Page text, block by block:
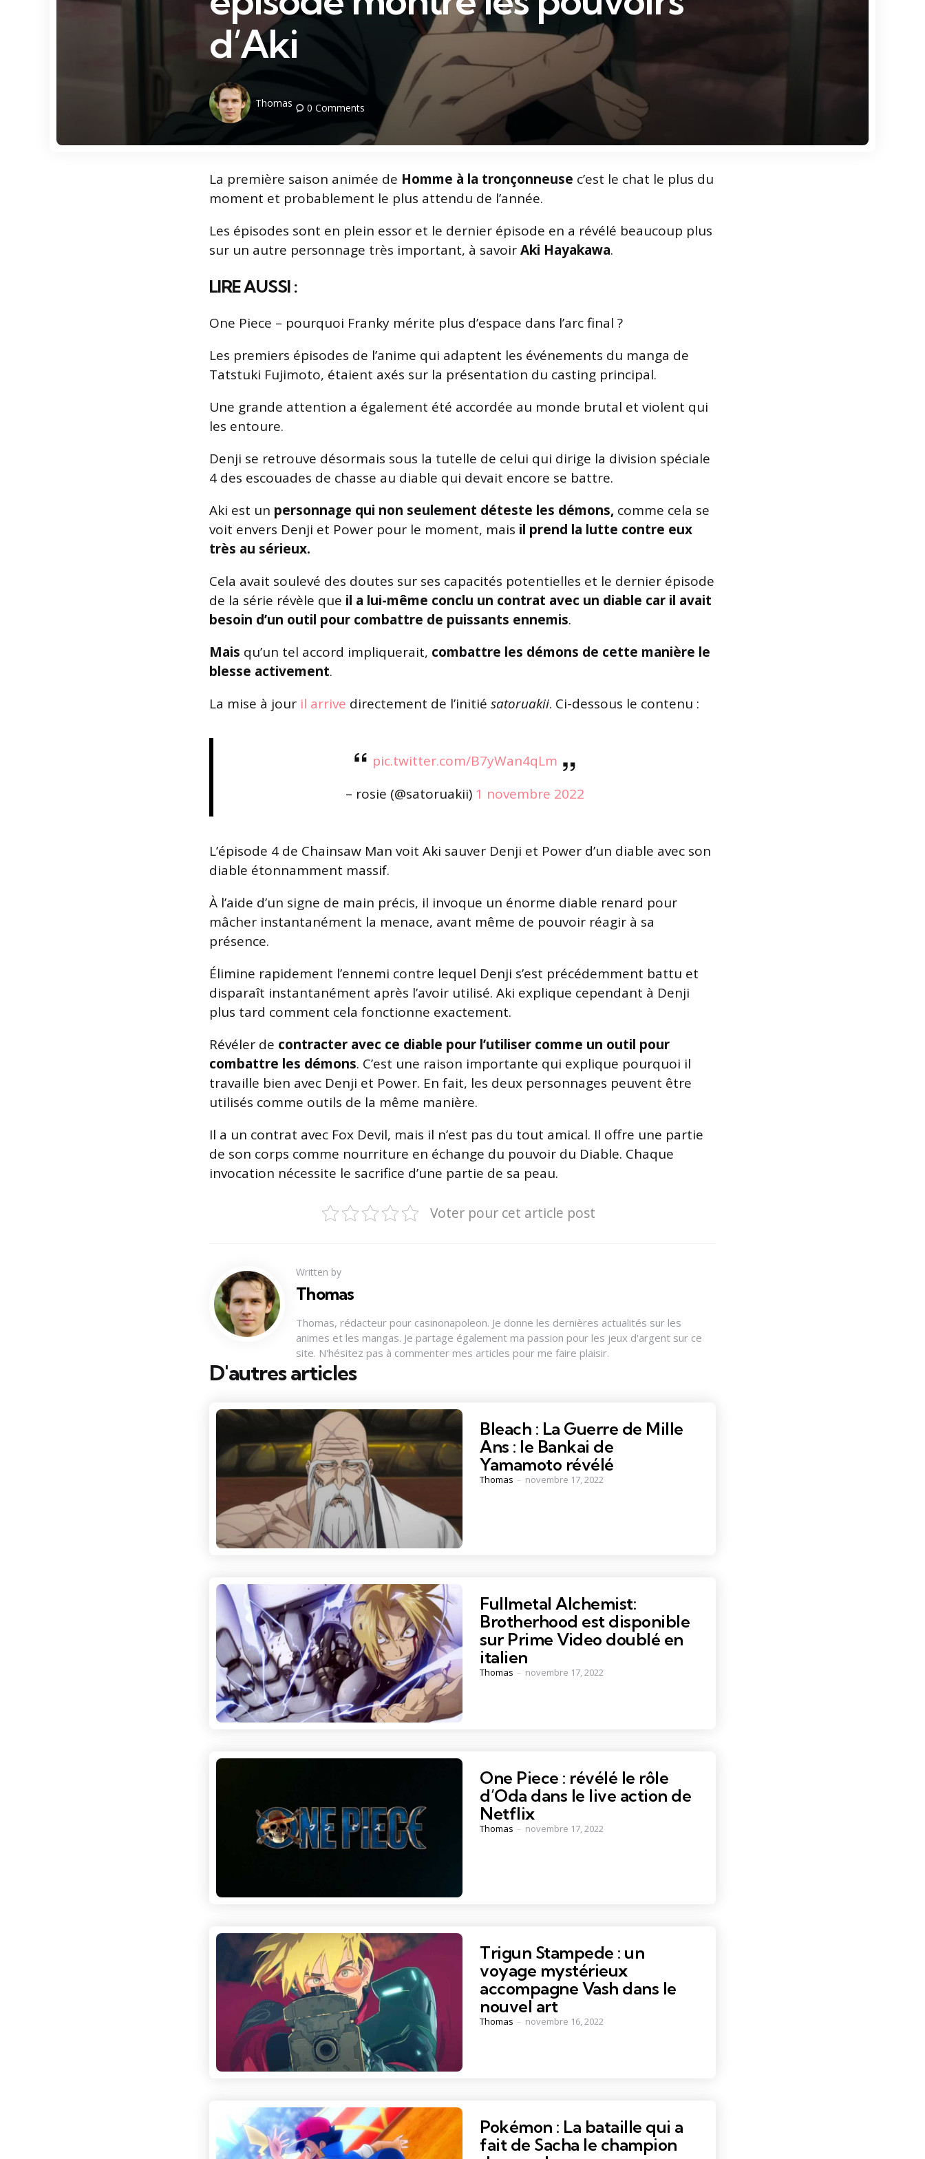
d’Aki
Posted
Thomas 0 Comments
La première saison animée de Homme à la tronçonneuse c’est le chat le plus du
moment et probablement le plus attendu de l’année.
Les épisodes sont en plein essor et le dernier épisode en a révélé beaucoup plus
sur un autre personnage très important, à savoirAki Hayakawa.
LIRE AUSSI :
One Piece – pourquoi Franky mérite plus d’espace dans l’arc final ?
Les premiers épisodes de l’anime qui adaptent les événements du manga de
Tatstuki Fujimoto, étaient axés sur la présentation du casting principal.
Une grande attention a également été accordée au monde brutal et violent qui
les entoure.
Denji se retrouve désormais sous la tutelle de celui qui dirige la division spéciale
4 des escouades de chasse au diable qui devait encore se battre.
Aki est un personnage qui non seulement déteste les démons, comme cela se
voit envers Denji et Power pour le moment, mais il prend la lutte contre eux
très au sérieux.
Cela avait soulevé des doutes sur ses capacités potentielles et le dernier épisode
de la série révèle que il a lui-même conclu un contrat avec un diable car il avait
besoin d’un outil pour combattre de puissants ennemis.
Mais qu’un tel accord impliquerait, combattre les démons de cette manière le
blesse activement.
La mise à jour il arrive directement de l’initié satoruakii. Ci-dessous le contenu :
pic.twitter.com/B7yWan4qLm
– rosie (@satoruakii) 1 novembre 2022
L’épisode 4 de Chainsaw Man voit Aki sauver Denji et Power d’un diable avec son
diable étonnamment massif.
À l’aide d’un signe de main précis, il invoque un énorme diable renard pour
mâcher instantanément la menace, avant même de pouvoir réagir à sa
présence.
Élimine rapidement l’ennemi contre lequel Denji s’est précédemment battu et
disparaît instantanément après l’avoir utilisé. Aki explique cependant à Denji
plus tard comment cela fonctionne exactement.
Révéler de contracter avec ce diable pour l’utiliser comme un outil pour
combattre les démons. C’est une raison importante qui explique pourquoi il
travaille bien avec Denji et Power. En fait, les deux personnages peuvent être
utilisés comme outils de la même manière.
Il a un contrat avec Fox Devil, mais il n’est pas du tout amical. Il offre une partie
de son corps comme nourriture en échange du pouvoir du Diable. Chaque
invocation nécessite le sacrifice d’une partie de sa peau.
Voter pour cet article post
Written by
Thomas
Thomas, rédacteur pour casinonapoleon. Je donne les dernières actualités sur les
animes et les mangas. Je partage également ma passion pour les jeux d'argent sur ce
site. N'hésitez pas à commenter mes articles pour me faire plaisir.
D'autres articles
Bleach : La Guerre de Mille
Ans : le Bankai de
Yamamoto révélé
Posted
Thomas novembre 17, 2022
Fullmetal Alchemist:
Brotherhood est disponible
sur Prime Video doublé en
italien
Posted
Thomas novembre 17, 2022
One Piece : révélé le rôle
d’Oda dans le live action de
Netflix
Posted
Thomas novembre 17, 2022
Trigun Stampede : un
voyage mystérieux
accompagne Vash dans le
nouvel art
Posted
Thomas novembre 16, 2022
Pokémon : La bataille qui a
fait de Sacha le champion